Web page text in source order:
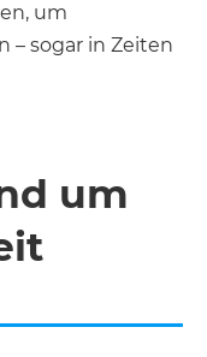
um
– sogar in Zeiten
um